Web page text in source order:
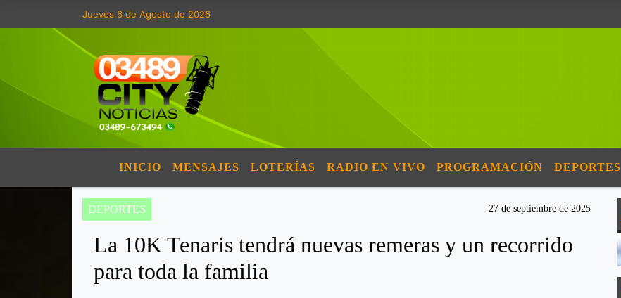
Jueves 6 de Agosto de 2026
INICIO MENSAJES LOTERÍAS RADIO EN VIVO PROGRAMACIÓN DEPORTES
DEPORTES 27 de septiembre de 2025
La 10K Tenaris tendrá nuevas remeras y un recorrido
para toda la familia